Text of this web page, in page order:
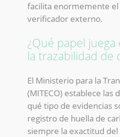
facilita enormemente
verificador externo.
¿Qué papel juega
la trazabilidad de
El Ministerio para la
(MITECO) establece las
qué tipo de evidencias
registro de huella de
siempre la exactitud